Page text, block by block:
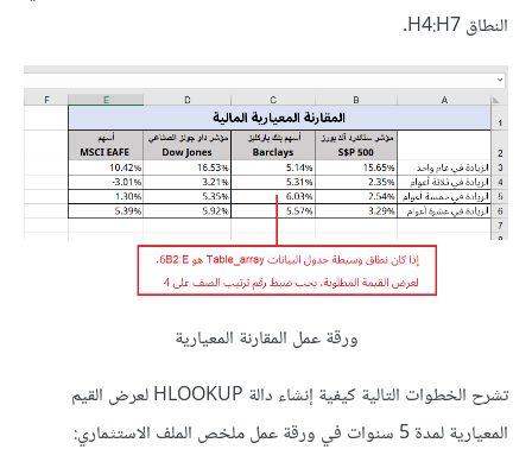
النطاق H4:H7.
ورقة عمل المقارنة المعيارية
تشرح الخطوات التالية كيفية إنشاء دالة HLOOKUP لعرض القيم
المعيارية لمدة 5 سنوات في ورقة عمل ملخص الملف الاستثماري: